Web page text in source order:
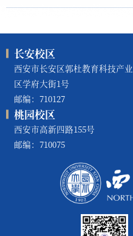
长安校区
西安市长安区郭杜教育科技产业
区学府大街1号
邮编：710127
桃园校区
西安市高新四路155号
邮编：710075